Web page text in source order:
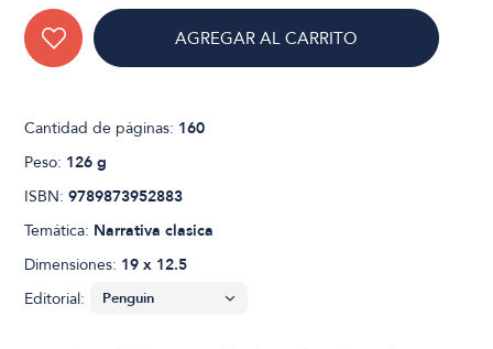
AGREGAR AL CARRITO
Cantidad de páginas: 160
Peso: 126 g
ISBN:9789873952883
Temática: Narrativa clasica
Dimensiones: 19 x 12.5
Editorial: